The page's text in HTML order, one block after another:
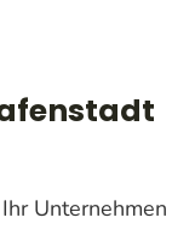
Unternehmen